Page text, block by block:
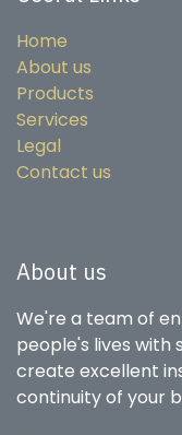
Home
About us
Products
Services
Legal
Contact us
About us
We're a team of
people's lives
create excellent
continuity of your